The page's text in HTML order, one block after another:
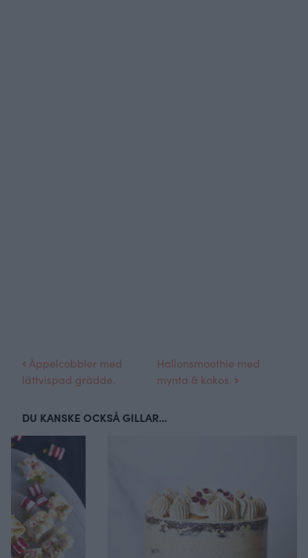
Äppelcobbler med
lättvispad grädde.
Hallonsmoothie med
mynta & kokos.
DU KANSKE OCKSÅ GILLAR...